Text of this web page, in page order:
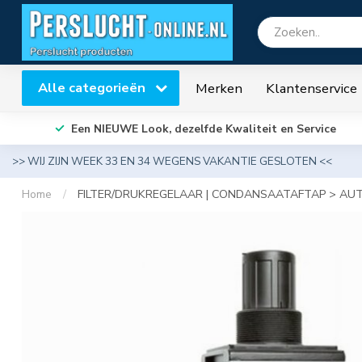
Alle categorieën Merken Klantenservice
Een NIEUWE Look, dezelfde Kwaliteit en Service
>> WIJ ZIJN WEEK 33 EN 34 WEGENS VAKANTIE GESLOTEN <<
Home / FILTER/DRUKREGELAAR | CONDANSAATAFTAP >